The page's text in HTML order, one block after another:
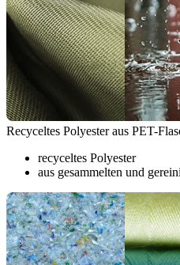
Recyceltes Polyester aus PET-
recyceltes Polyester
aus gesammelten und